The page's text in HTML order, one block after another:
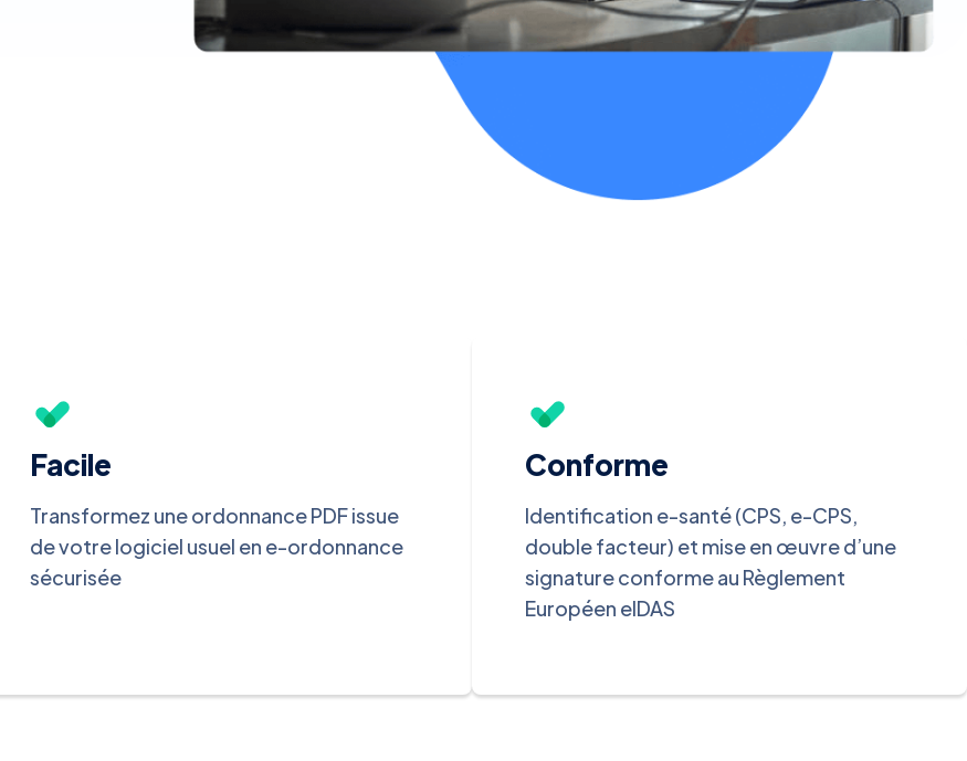
Facile
Transformez une ordonnance PDF issue
de votre logiciel usuel en e-ordonnance
sécurisée
Conforme
Identification e-santé (CPS, e-CPS,
double facteur) et mise en œuvre d’une
signature conforme au Règlement
Européen eIDAS